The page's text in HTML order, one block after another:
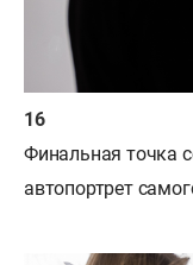
Финальная точка
автопортрет